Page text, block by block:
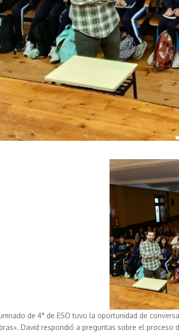
de 4° de ESO tuvo la oportunidad de
David respondió a preguntas sobre el proceso